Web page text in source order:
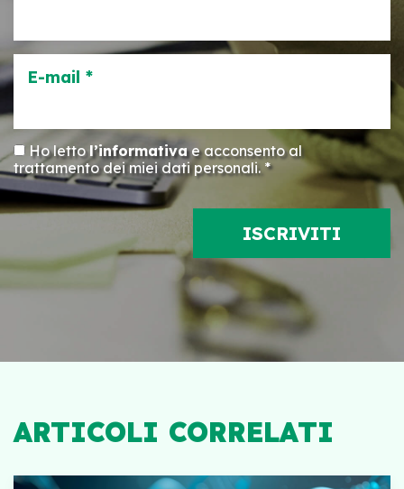
E-mail *
Ho lettol’informativae acconsento al
trattamento dei miei dati personali. *
ARTICOLI CORRELATI